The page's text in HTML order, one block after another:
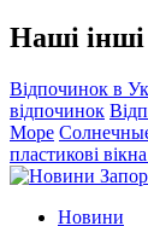
Наші
Відпочинок в
відпочинок
Море
пластикові
Новини